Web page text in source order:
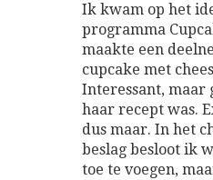
Ik kwam op het
programma
maakte een
cupcake met
Interessant, maar
haar recept was.
dus maar. In het
beslag besloot ik
toe te voegen,